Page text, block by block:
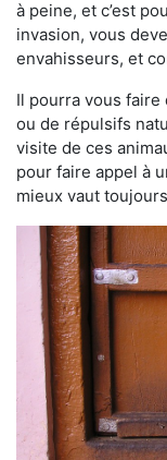
à peine, et c’est
invasion, vous
envahisseurs, et
Il pourra vous
ou de répulsifs
visite de ces
pour faire appel à
mieux vaut